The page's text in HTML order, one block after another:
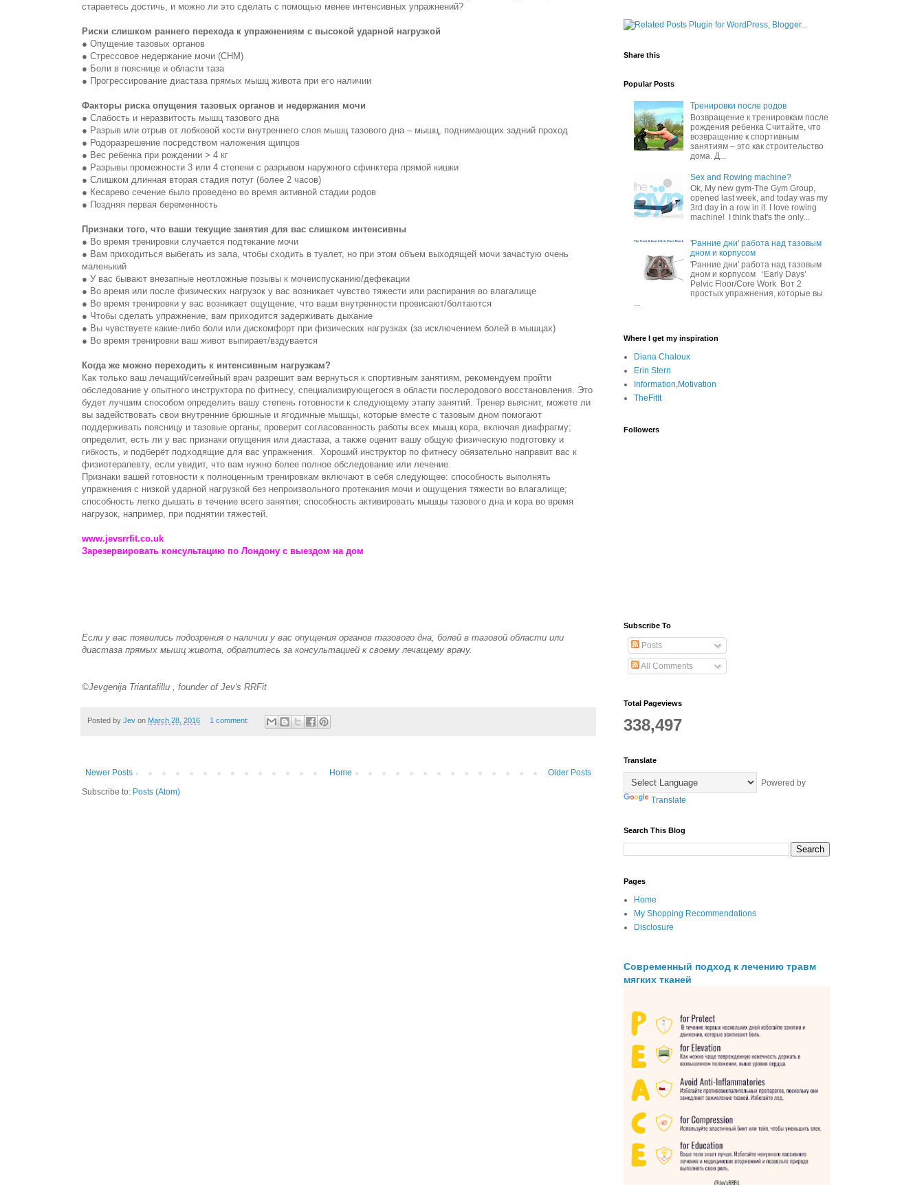
стараетесь достичь, и можно ли это сделать с помощью менее интенсивных упражнений?
Риски слишком раннего перехода к упражнениям с высокой ударной нагрузкой
● Опущение тазовых органов
● Стрессовое недержание мочи (СНМ)
● Боли в пояснице и области таза
● Прогрессирование диастаза прямых мышц живота при его наличии
Факторы риска опущения тазовых органов и недержания мочи
● Слабость и неразвитость мышц тазового дна
● Разрыв или отрыв от лобковой кости внутреннего слоя мышц тазового дна – мышц, поднимающих задний проход
● Родоразрешение посредством наложения щипцов
● Вес ребенка при рождении > 4 кг
● Разрывы промежности 3 или 4 степени с разрывом наружного сфинктера прямой кишки
● Слишком длинная вторая стадия потуг (более 2 часов)
● Кесарево сечение было проведено во время активной стадии родов
● Поздняя первая беременность
Признаки того, что ваши текущие занятия для вас слишком интенсивны
● Во время тренировки случается подтекание мочи
● Вам приходиться выбегать из зала, чтобы сходить в туалет, но при этом объем выходящей мочи зачастую очень
маленький
● У вас бывают внезапные неотложные позывы к мочеиспусканию/дефекации
● Во время или после физических нагрузок у вас возникает чувство тяжести или распирания во влагалище
● Во время тренировки у вас возникает ощущение, что ваши внутренности провисают/болтаются
● Чтобы сделать упражнение, вам приходится задерживать дыхание
● Вы чувствуете какие-либо боли или дискомфорт при физических нагрузках (за исключением болей в мышцах)
● Во время тренировки ваш живот выпирает/вздувается
Когда же можно переходить к интенсивным нагрузкам?
Как только ваш лечащий/семейный врач разрешит вам вернуться к спортивным занятиям, рекомендуем пройти
обследование у опытного инструктора по фитнесу, специализирующегося в области послеродового восстановления. Это
будет лучшим способом определить вашу степень готовности к следующему этапу занятий. Тренер выяснит, можете ли
вы задействовать свои внутренние брюшные и ягодичные мышцы, которые вместе с тазовым дном помогают
поддерживать поясницу и тазовые органы; проверит согласованность работы всех мышц кора, включая диафрагму;
определит, есть ли у вас признаки опущения или диастаза, а также оценит вашу общую физическую подготовку и
гибкость, и подберёт подходящие для вас упражнения. Хороший инструктор по фитнесу обязательно направит вас к
физиотерапевту, если увидит, что вам нужно более полное обследование или лечение.
Признаки вашей готовности к полноценным тренировкам включают в себя следующее: способность выполнять
упражнения с низкой ударной нагрузкой без непроизвольного протекания мочи и ощущения тяжести во влагалище;
способность легко дышать в течение всего занятия; способность активировать мышцы тазового дна и кора во время
нагрузок, например, при поднятии тяжестей.
www.jevsrrfit.co.uk
Зарезервировать консультацию по Лондону с выездом на дом
Если у вас появились подозрения о наличии у вас опущения органов тазового дна, болей в тазовой области или
диастаза прямых мышц живота, обратитесь за консультацией к своему лечащему врачу.
©Jevgenija Triantafillu , founder of Jev's RRFit
Posted by Jev on March 28, 2016 1 comment:
Newer Posts Older Posts
Home
Subscribe to: Posts (Atom)
Share this
Popular Posts
Тренировки после родов
Возвращение к тренировкам после
рождения ребенка Считайте, что
возвращение к спортивным
занятиям – это как строительство
дома. Д...
Sex and Rowing machine?
Ok, My new gym-The Gym Group,
opened last week, and today was my
3rd day in a row in it. I love rowing
machine! I think that's the only...
'Ранние дни' работа над тазовым
дном и корпусом
'Ранние дни' работа над тазовым
дном и корпусом ‘Early Days’
Pelvic Floor/Core Work Вот 2
простых упражнения, которые вы
Where I get my inspiration
Diana Chaloux
Erin Stern
Information,Motivation
TheFitIt
Followers
Subscribe To
Posts
All Comments
Total Pageviews
338,497
Translate
Powered by
Translate
Search This Blog
Pages
Home
My Shopping Recommendations
Disclosure
Современный подход к лечению травм
мягких тканей